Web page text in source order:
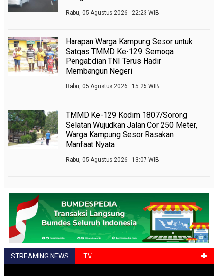
Rabu, 05 Agustus 2026 22:23 WIB
Harapan Warga Kampung Sesor untuk
Satgas TMMD Ke-129: Semoga
Pengabdian TNI Terus Hadir
Membangun Negeri
Rabu, 05 Agustus 2026 15:25 WIB
TMMD Ke-129 Kodim 1807/Sorong
Selatan Wujudkan Jalan Cor 250 Meter,
Warga Kampung Sesor Rasakan
Manfaat Nyata
Rabu, 05 Agustus 2026 13:07 WIB
STREAMING NEWS TV